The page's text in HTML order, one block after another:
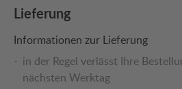
Lieferung
Informationen zur Lieferung
in der Regel verlässt Ihre
nächsten Werktag